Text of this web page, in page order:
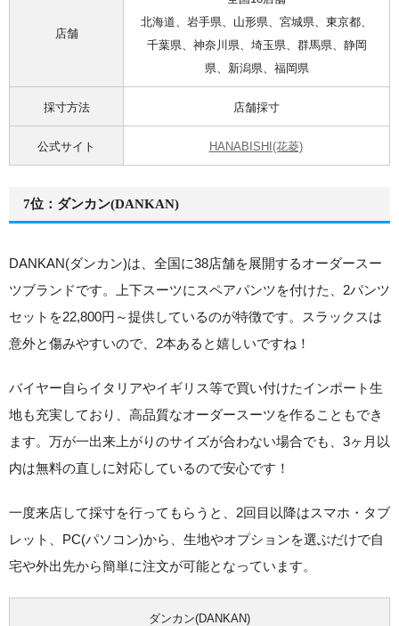
店舗
北海道、岩手県、山形県、宮城県、東京都、
千葉県、神奈川県、埼玉県、群馬県、静岡
県、新潟県、福岡県
採寸方法 店舗採寸
公式サイト HANABISHI(花菱)
7位：ダンカン(DANKAN)
DANKAN(ダンカン)は、全国に38店舗を展開するオーダースー
ツブランドです。
上下スーツにスペアパンツを付けた、2パンツ
セットを22,800円～提供しているのが特徴です。スラックスは
意外と傷みやすいので、2本あると嬉しいですね！
バイヤー自らイタリアやイギリス等で買い付けたインポート生
地も充実しており、高品質なオーダースーツを作ることもでき
ます。万が一出来上がりのサイズが合わない場合でも、 3ヶ月以
内は無料の直しに対応しているので安心です！
一度来店して採寸を行ってもらうと、 2回目以降はスマホ・タブ
レット、PC(パソコン)から、生地やオプションを選ぶだけで自
宅や外出先から簡単に注文が可能となっています。
ダンカン(DANKAN)